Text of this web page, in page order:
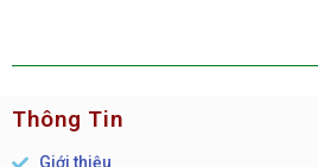
Thông Tin
Giới thiệu